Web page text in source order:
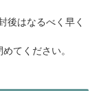
後はなるべく早く
てください。